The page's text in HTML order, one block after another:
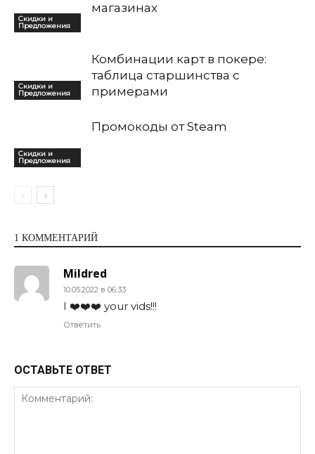
Скидки и
Предложения
магазинах
Скидки и
Предложения
Комбинации карт в покере:
таблица старшинства с
примерами
Скидки и
Предложения
Промокоды от Steam
1 КОММЕНТАРИЙ
Mildred
10.05.2022 в 06:33
I ❤️❤️❤️ your vids!!!
Ответить
ОСТАВЬТЕ ОТВЕТ